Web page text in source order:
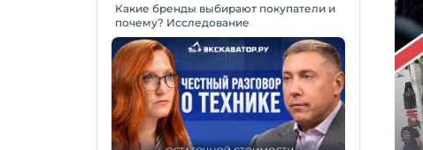
Какие бренды выбирают покупатели и
почему? Исследование